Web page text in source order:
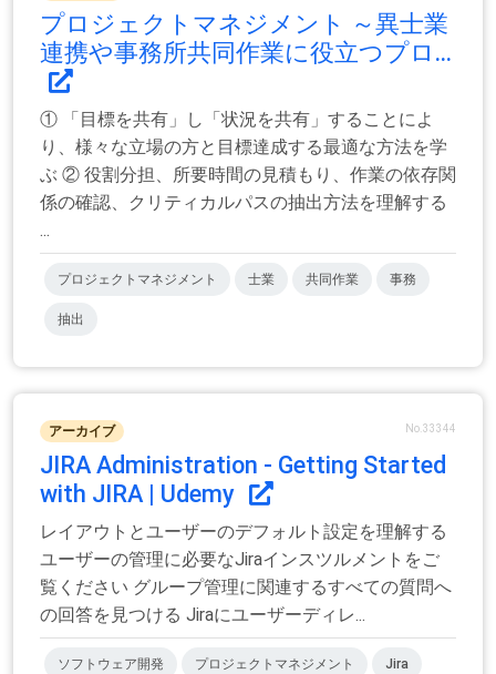
プロジェクトマネジメント ～異士業
連携や事務所共同作業に役立つプロ...
① 「目標を共有」し「状況を共有」することによ
り、様々な立場の方と目標達成する最適な方法を学
ぶ ② 役割分担、所要時間の見積もり、作業の依存関
係の確認、クリティカルパスの抽出方法を理解する
...
プロジェクトマネジメント 士業 共同作業 事務
抽出
アーカイブ No.33344
JIRA Administration - Getting Started
with JIRA | Udemy
レイアウトとユーザーのデフォルト設定を理解する
ユーザーの管理に必要なJiraインスツルメントをご
覧ください グループ管理に関連するすべての質問へ
の回答を見つける Jiraにユーザーディレ...
ソフトウェア開発 プロジェクトマネジメント Jira